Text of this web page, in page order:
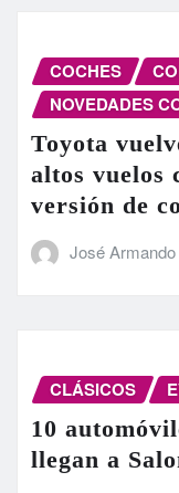
COCHES
NOVEDADES
Toyota
altos vuelos
versión de
José
CLÁSICOS
10
llegan a